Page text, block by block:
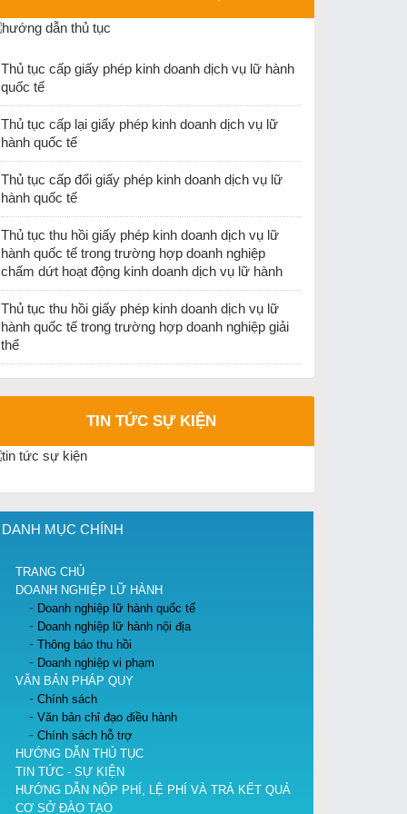
ĐH Khoa học Xã hội và Nhân văn Hà Nội về việc
dừng tổ chức thi cấp chứng chỉ nghiệp vụ hướng
lịch từ ngày 25/12/2025
Thu hồi Giấy phép kinh doanh lữ hành Quốc tế
của Công ty TNHH PSL Vina
Cục Du lịch quốc gia Việt Nam ban hành văn bản
về việc hướng dẫn việc cấp thẻ hướng dẫn viên
du lịch và giấy phép kinh doanh dịch vụ lữ hành
nội địa khi thực hiện sắp xếp đơn vị hành chính.
Thủ tục cấp giấy phép kinh doanh dịch vụ lữ hành
quốc tế
Thủ tục cấp lại giấy phép kinh doanh dịch vụ lữ
hành quốc tế
Thủ tục cấp đổi giấy phép kinh doanh dịch vụ lữ
hành quốc tế
Thủ tục thu hồi giấy phép kinh doanh dịch vụ lữ
hành quốc tế trong trường hợp doanh nghiệp
chấm dứt hoạt động kinh doanh dịch vụ lữ hành
Thủ tục thu hồi giấy phép kinh doanh dịch vụ lữ
hành quốc tế trong trường hợp doanh nghiệp giải
thể
TIN TỨC SỰ KIỆN
DANH MỤC CHÍNH
TRANG CHỦ
DOANH NGHIỆP LỮ HÀNH
Doanh nghiệp lữ hành quốc tế
Doanh nghiệp lữ hành nội địa
Thông báo thu hồi
Doanh nghiệp vi phạm
VĂN BẢN PHÁP QUY
Chính sách
Văn bản chỉ đạo điều hành
Chính sách hỗ trợ
HƯỚNG DẪN THỦ TỤC
TIN TỨC - SỰ KIỆN
HƯỚNG DẪN NỘP PHÍ, LỆ PHÍ VÀ TRẢ KẾT QUẢ
CƠ SỞ ĐÀO TẠO